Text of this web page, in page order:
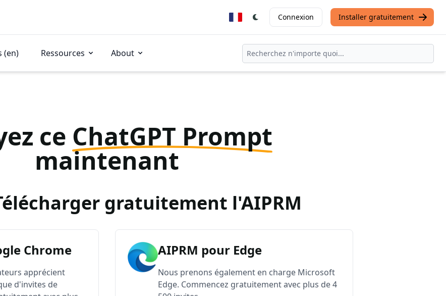
Connexion Installer gratuitement
(en) Ressources About
ce ChatGPT Prompt
maintenant
gratuitement l'AIPRM
Chrome
apprécient
d'invites de
AIPRM pour Edge
Nous prenons également en charge Microsoft
Edge. Commencez gratuitement avec plus de 4